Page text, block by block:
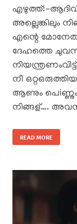
എഴുത്ത്:-
അല്ലെങ്കിലും
എന്റെ
ദേഹത്തെ
നീ
ആണും
നിങ്ങള്….
READ MORE